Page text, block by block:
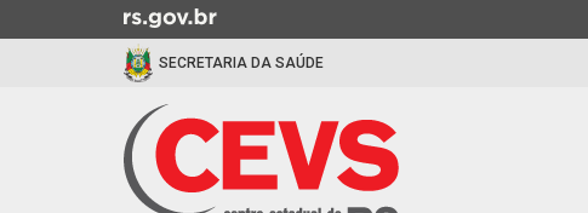
para
SECRETARIA DA SAÚDE